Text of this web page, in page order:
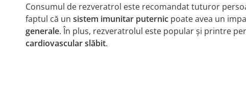
Consumul de rezveratrol este recomandat tuturor
faptul că un sistem imunitar puternic poate avea un
generale. În plus, rezveratrolul este popular și printre
cardiovascular slăbit.